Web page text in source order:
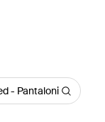
- Pantaloni